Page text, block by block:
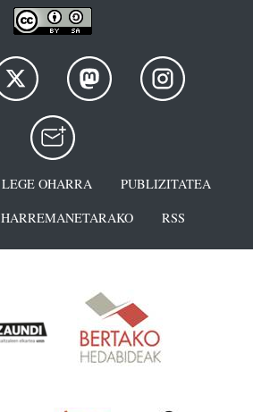
LEGE OHARRA
PUBLIZITATEA
HARREMANETARAKO RSS